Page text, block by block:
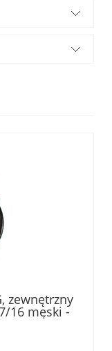
zewnętrzny
16 męski -
RFS